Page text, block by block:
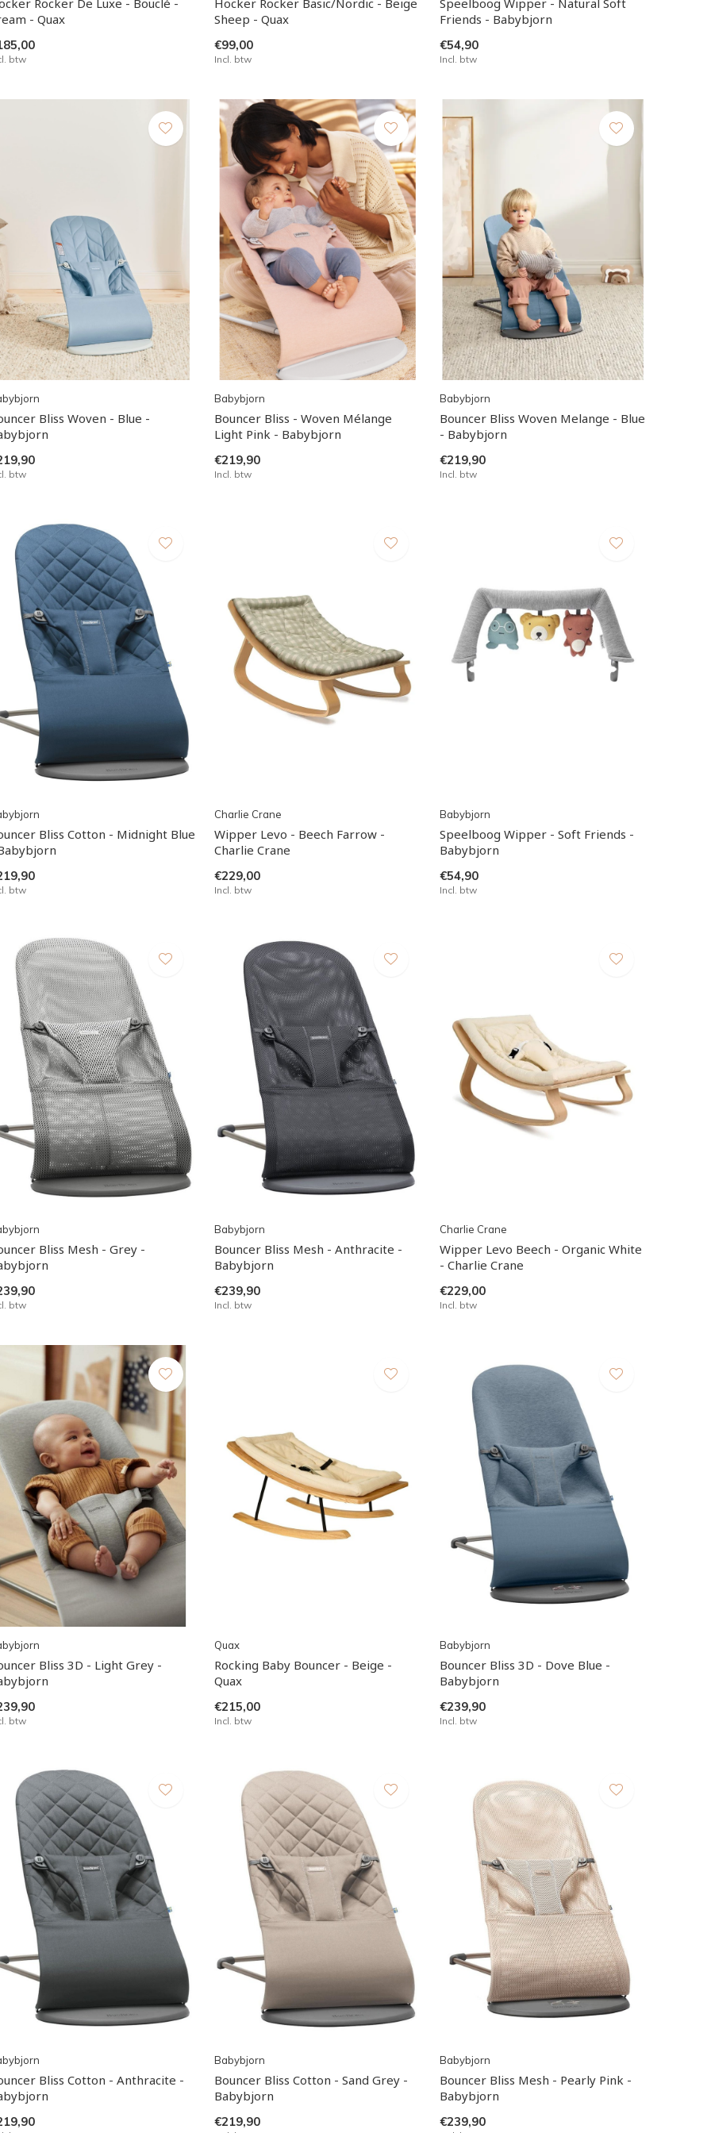
- Quax
btw
Sheep - Quax
€99,00
Incl. btw
Friends - Babybjorn
€54,90
Incl. btw
Bliss Woven - Blue -
btw
Babybjorn
Bouncer Bliss - Woven Mélange
Light Pink - Babybjorn
€219,90
Incl. btw
Babybjorn
Bouncer Bliss Woven Melange - Blue
- Babybjorn
€219,90
Incl. btw
Bliss Cotton - Midnight Blue
btw
Charlie Crane
Wipper Levo - Beech Farrow -
Charlie Crane
€229,00
Incl. btw
Babybjorn
Speelboog Wipper - Soft Friends -
Babybjorn
€54,90
Incl. btw
Bliss Mesh - Grey -
btw
Babybjorn
Bouncer Bliss Mesh - Anthracite -
Babybjorn
€239,90
Incl. btw
Charlie Crane
Wipper Levo Beech - Organic White
- Charlie Crane
€229,00
Incl. btw
Bliss 3D - Light Grey -
btw
Quax
Rocking Baby Bouncer - Beige -
Quax
€215,00
Incl. btw
Babybjorn
Bouncer Bliss 3D - Dove Blue -
Babybjorn
€239,90
Incl. btw
Bliss Cotton - Anthracite -
Babybjorn
Bouncer Bliss Cotton - Sand Grey -
Babybjorn
€219,90
Babybjorn
Bouncer Bliss Mesh - Pearly Pink -
Babybjorn
€239,90